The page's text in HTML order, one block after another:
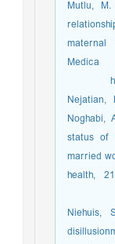
Mutlu,
status
married
health,